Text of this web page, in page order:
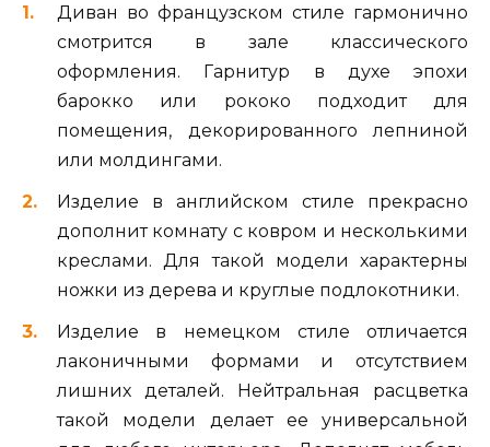
Диван во французском стиле гармонично
смотрится в зале классического
оформления. Гарнитур в духе эпохи
барокко или рококо подходит для
помещения, декорированного лепниной
или молдингами.
Изделие в английском стиле прекрасно
дополнит комнату с ковром и несколькими
креслами. Для такой модели характерны
ножки из дерева и круглые подлокотники.
Изделие в немецком стиле отличается
лаконичными формами и отсутствием
лишних деталей. Нейтральная расцветка
такой модели делает ее универсальной